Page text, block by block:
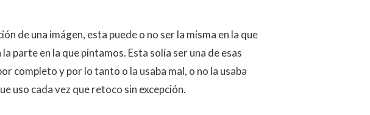
de una imágen, esta puede o no ser la misma en la que
parte en la que pintamos. Esta solía ser una de esas
completo y por lo tanto o la usaba mal, o no la usaba
uso cada vez que retoco sin excepción.